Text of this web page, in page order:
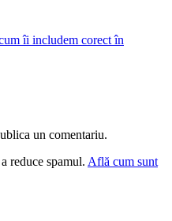
îi includem corect în
un comentariu.
reduce spamul. Află cum sunt